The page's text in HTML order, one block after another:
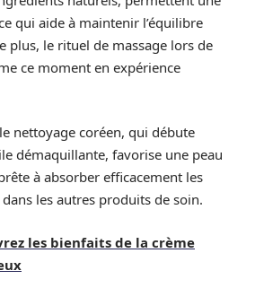
qui aide à maintenir l’équilibre
plus, le rituel de massage lors de
ce moment en expérience
nettoyage coréen, qui débute
démaquillante, favorise une peau
à absorber efficacement les
les autres produits de soin.
les bienfaits de la crème